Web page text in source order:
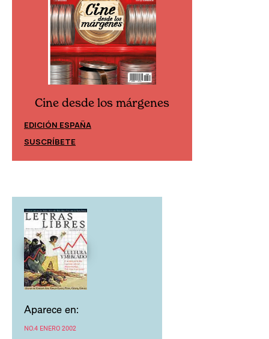
Cine desde los márgenes
EDICIÓN ESPAÑA
SUSCRÍBETE
Aparece en:
NO.4 ENERO 2002